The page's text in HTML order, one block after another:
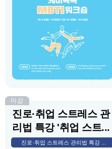
상담코칭센터
- 캐미톡톡 MBTI 워크숍은 단
순한 케미를 넘어,자기이해와 타인
이해를 바탕으로 더 깊은 관계를 만
들어가는 2인 이상 집단 심리검사 워
크숍 입니다. - TocTalk은 Knock
knock(똑똑) + Talk(대화)의 합성어
로, 관계의 문을 두드려 대화로 마음
마감
진로·취업 스트레스 관
리법 특강 '취업 스트...
진로·취업 스트레스 관리법 특강 ...